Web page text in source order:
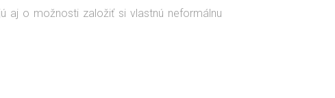
aj o možnosti založiť si vlastnú neformálnu